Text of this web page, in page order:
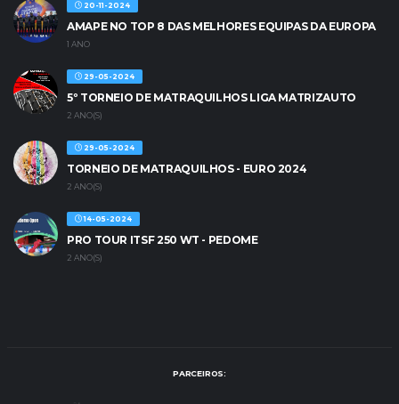
20-11-2024
AMAPE NO TOP 8 DAS MELHORES EQUIPAS DA EUROPA
1 ANO
29-05-2024
5º TORNEIO DE MATRAQUILHOS LIGA MATRIZAUTO
2 ANO(S)
29-05-2024
TORNEIO DE MATRAQUILHOS - EURO 2024
2 ANO(S)
14-05-2024
PRO TOUR ITSF 250 WT - PEDOME
2 ANO(S)
PARCEIROS: